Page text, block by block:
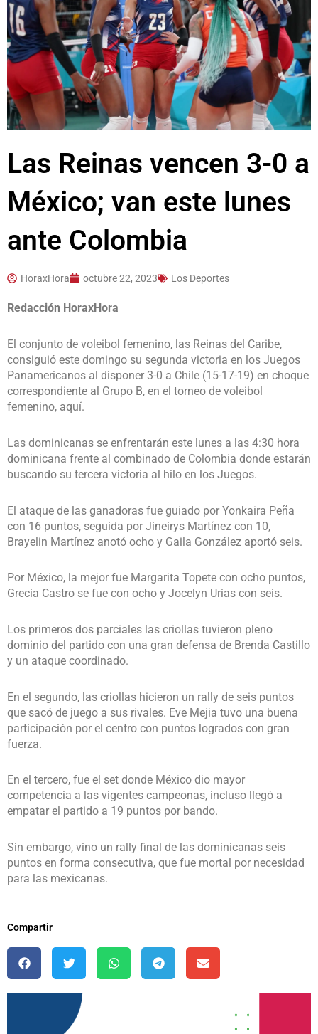
Las Reinas vencen 3-0 a
México; van este lunes
ante Colombia
HoraxHora octubre 22, 2023 Los Deportes
Redacción HoraxHora
El conjunto de voleibol femenino, las Reinas del Caribe,
consiguió este domingo su segunda victoria en los Juegos
Panamericanos al disponer 3-0 a Chile (15-17-19) en choque
correspondiente al Grupo B, en el torneo de voleibol
femenino, aquí.
Las dominicanas se enfrentarán este lunes a las 4:30 hora
dominicana frente al combinado de Colombia donde estarán
buscando su tercera victoria al hilo en los Juegos.
El ataque de las ganadoras fue guiado por Yonkaira Peña
con 16 puntos, seguida por Jineirys Martínez con 10,
Brayelin Martínez anotó ocho y Gaila González aportó seis.
Por México, la mejor fue Margarita Topete con ocho puntos,
Grecia Castro se fue con ocho y Jocelyn Urias con seis.
Los primeros dos parciales las criollas tuvieron pleno
dominio del partido con una gran defensa de Brenda Castillo
y un ataque coordinado.
En el segundo, las criollas hicieron un rally de seis puntos
que sacó de juego a sus rivales. Eve Mejia tuvo una buena
participación por el centro con puntos logrados con gran
fuerza.
En el tercero, fue el set donde México dio mayor
competencia a las vigentes campeonas, incluso llegó a
empatar el partido a 19 puntos por bando.
Sin embargo, vino un rally final de las dominicanas seis
puntos en forma consecutiva, que fue mortal por necesidad
para las mexicanas.
Compartir